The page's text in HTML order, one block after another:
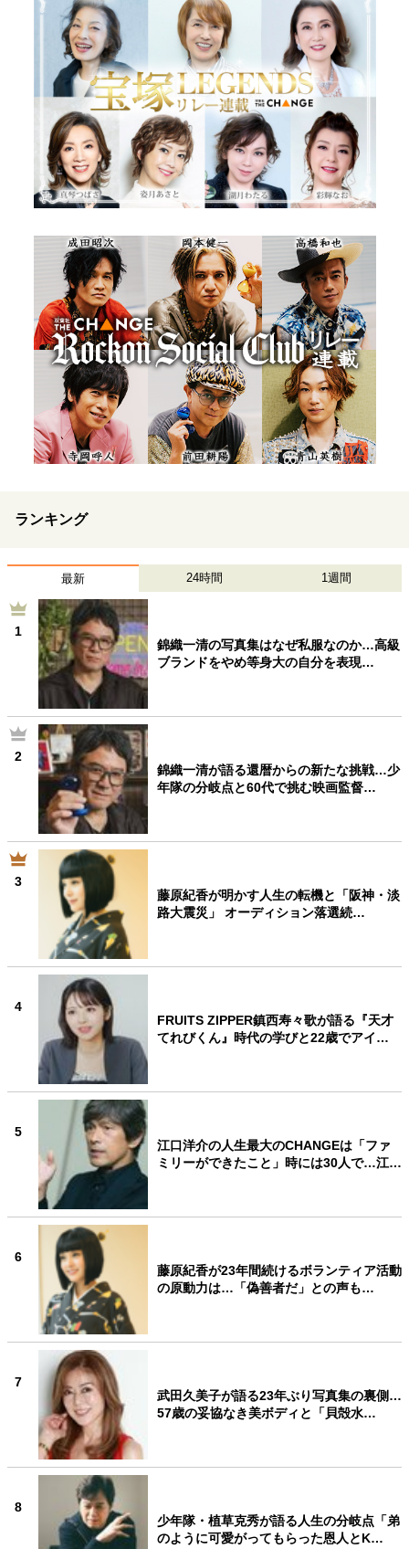
ランキング
最新 24時間 1週間
1
錦織一清の写真集はなぜ私服なのか…高級
ブランドをやめ等身大の自分を表現…
2
錦織一清が語る還暦からの新たな挑戦…少
年隊の分岐点と60代で挑む映画監督…
3
藤原紀香が明かす人生の転機と「阪神・淡
路大震災」 オーディション落選続…
4
FRUITS ZIPPER鎮西寿々歌が語る『天才
てれびくん』時代の学びと22歳でアイ…
5
江口洋介の人生最大のCHANGEは「ファ
ミリーができたこと」時には30人で…江…
6
藤原紀香が23年間続けるボランティア活動
の原動力は…「偽善者だ」との声も…
7
武田久美子が語る23年ぶり写真集の裏側…
57歳の妥協なき美ボディと「貝殻水…
8
少年隊・植草克秀が語る人生の分岐点「弟
のように可愛がってもらった恩人とK…